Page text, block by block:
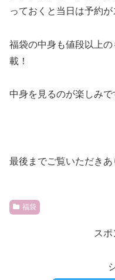
っておくと当日は予約が
福袋の中身も値段以上
載！
中身を見るのが楽しみで
最後までご覧いただきあ
福袋
スポ